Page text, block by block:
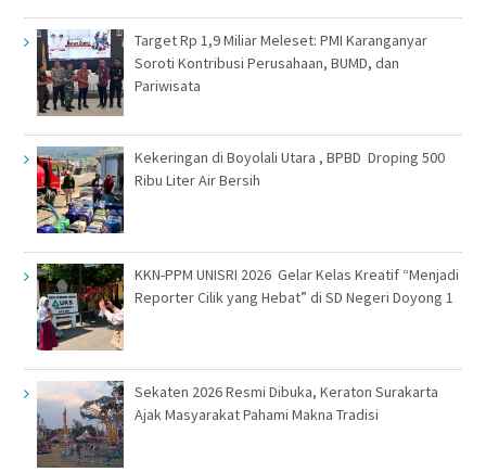
Target Rp 1,9 Miliar Meleset: PMI Karanganyar
Soroti Kontribusi Perusahaan, BUMD, dan
Pariwisata
Kekeringan di Boyolali Utara , BPBD Droping 500
Ribu Liter Air Bersih
KKN-PPM UNISRI 2026 Gelar Kelas Kreatif “Menjadi
Reporter Cilik yang Hebat” di SD Negeri Doyong 1
Sekaten 2026 Resmi Dibuka, Keraton Surakarta
Ajak Masyarakat Pahami Makna Tradisi